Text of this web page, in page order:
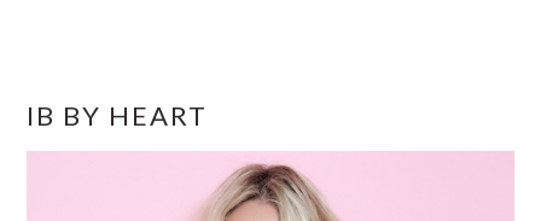
SIDEBAR
IB BY HEART